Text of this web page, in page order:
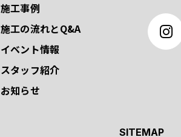
施工事例
施工の流れとQ&A
イベント情報
スタッフ紹介
お知らせ
SITEMAP